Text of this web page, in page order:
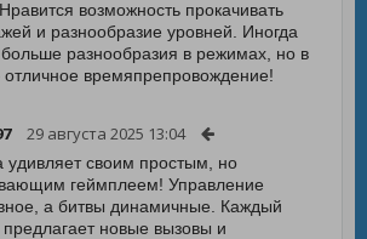
возможность прокачивать
и разнообразие уровней. Иногда
больше разнообразия в режимах, но в
времяпрепровождение!
29 августа 2025 13:04
удивляет своим простым, но
геймплеем! Управление
а битвы динамичные. Каждый
предлагает новые вызовы и